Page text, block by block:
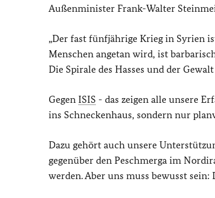
Außenminister Frank-Walter
„Der fast fünfjährige Krieg in Syrien
Menschen angetan wird, ist
Die Spirale des Hasses und der
Gegen ISIS - das zeigen alle unsere
ins Schneckenhaus, sondern nur
Dazu gehört auch unsere
gegenüber den Peschmerga im
werden. Aber uns muss bewusst